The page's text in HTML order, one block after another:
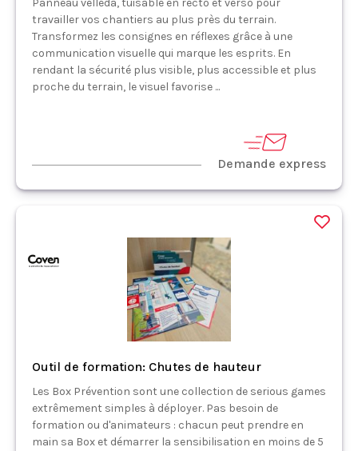
Panneau vélléda, tuisable en recto et verso pour
travailler vos chantiers au plus près du terrain.
Transformez les consignes en réflexes grâce à une
communication visuelle qui marque les esprits. En
rendant la sécurité plus visible, plus accessible et plus
proche du terrain, le visuel favorise ...
Demande express
Outil de formation: Chutes de hauteur
Les Box Prévention sont une collection de serious games
extrêmement simples à déployer. Pas besoin de
formation ou d'animateurs : chacun peut prendre en
main sa Box et démarrer la sensibilisation en moins de 5